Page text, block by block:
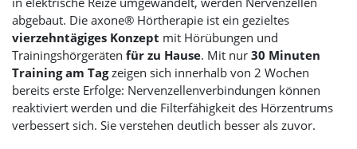
abgebaut. Die axone® Hörtherapie ist ein gezieltes
vierzehntägiges Konzept mit Hörübungen und
Trainingshörgeräten für zu Hause. Mit nur 30 Minuten
Training am Tagzeigen sich innerhalb von 2 Wochen
bereits erste Erfolge: Nervenzellenverbindungen können
reaktiviert werden und die Filterfähigkeit des Hörzentrums
verbessert sich. Sie verstehen deutlich besser als zuvor.